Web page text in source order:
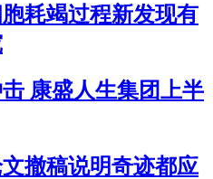
耗竭过程新发现有
康盛人生集团上半
撤稿说明奇迹都应